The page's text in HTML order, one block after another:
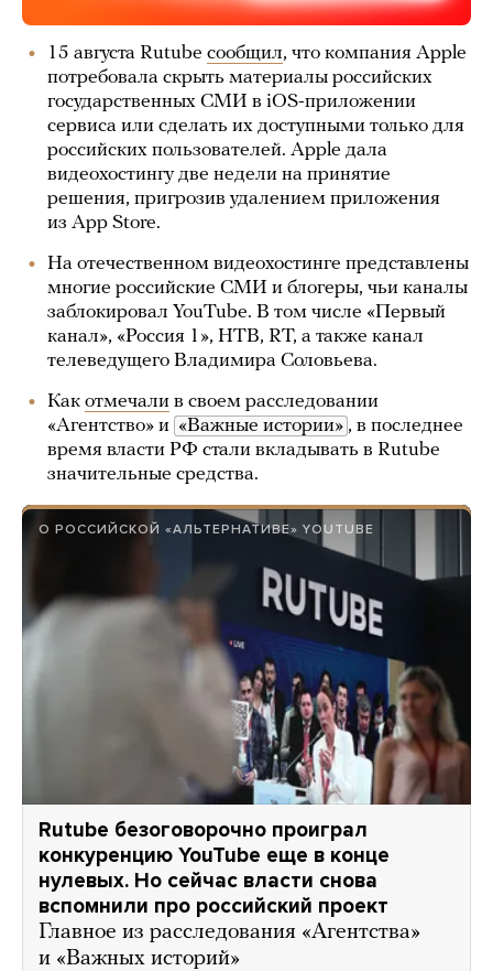
15 августа Rutube сообщил, что компания Apple
потребовала скрыть материалы российских
государственных СМИ в iOS-приложении
сервиса или сделать их доступными только для
российских пользователей. Apple дала
видеохостингу две недели на принятие
решения, пригрозив удалением приложения
из App Store.
На отечественном видеохостинге представлены
многие российские СМИ и блогеры, чьи каналы
заблокировал YouTube. В том числе «Первый
канал», «Россия 1», НТВ, RT, а также канал
телеведущего Владимира Соловьева.
Как отмечали в своем расследовании
«Агентство» и «Важные истории» , в последнее
время власти РФ стали вкладывать в Rutube
значительные средства.
О РОССИЙСКОЙ «АЛЬТЕРНАТИВЕ» YOUTUBE
Rutube безоговорочно проиграл
конкуренцию YouTube еще в конце
нулевых. Но сейчас власти снова
вспомнили про российский проект
Главное из расследования «Агентства»
и «Важных историй»